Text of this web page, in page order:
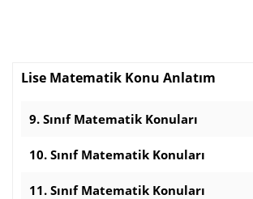
Lise Matematik Konu Anlatım
9. Sınıf Matematik Konuları
10. Sınıf Matematik Konuları
11. Sınıf Matematik Konuları